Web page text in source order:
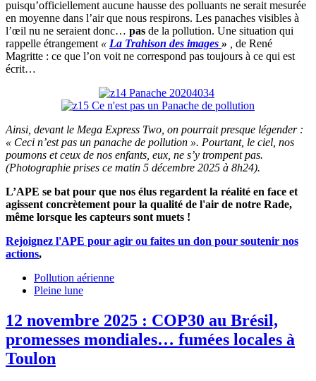
puisqu’officiellement aucune hausse des polluants ne serait mesurée
en moyenne dans l’air que nous respirons. Les panaches visibles à
l’œil nu ne seraient donc… pas de la pollution. Une situation qui
rappelle étrangement « La Trahison des images »
de René
Magritte : ce que l’on voit ne correspond pas toujours à ce qui est
écrit…
Ainsi, devant le Mega Express Two, on pourrait presque légender :
« Ceci n’est pas un panache de pollution ». Pourtant, le ciel, nos
poumons et ceux de nos enfants, eux, ne s’y trompent pas.
(Photographie prises ce matin 5 décembre 2025 à 8h24).
L’APE se bat pour que nos élus regardent la réalité en face et
agissent concrètement pour la qualité de l'air de notre Rade,
même lorsque les capteurs sont muets !
Rejoignez l'APE pour agir ou faites un don pour soutenir nos
actions,
Pollution aérienne
Pleine lune
12 novembre 2025 : COP30 au Brésil,
promesses mondiales… fumées locales à
Toulon